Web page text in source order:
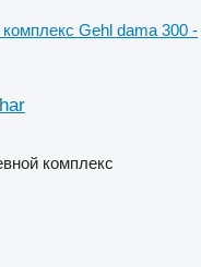
комплекс Gehl dama 300 -
комплекс